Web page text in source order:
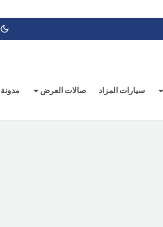
سيارات المزاد صالات العرض مدونة